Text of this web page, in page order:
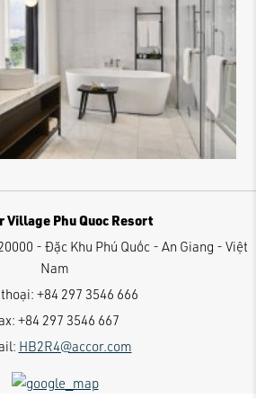
Village Phu Quoc Resort
- Đặc Khu Phú Quốc - An Giang - Việt
Nam
+84 297 3546 666
+84 297 3546 667
HB2R4@accor.com